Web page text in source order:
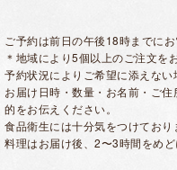
ご予約は前日の午後18時までにお
＊地域により5個以上のご注文を
予約状況によりご希望に添えない
お届け日時・数量・お名前・ご
的をお伝えください。
食品衛生には十分気をつけており
料理はお届け後、2〜3時間をめ